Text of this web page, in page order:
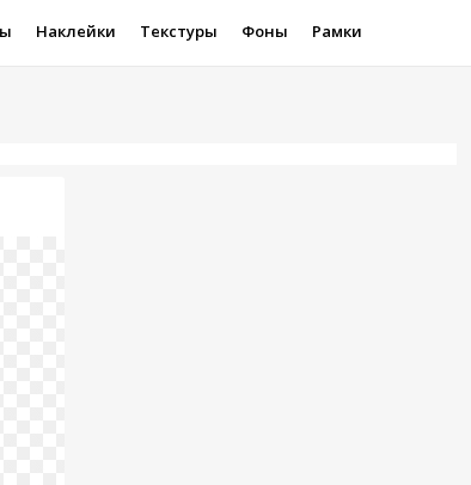
Наклейки Текстуры Фоны Рамки